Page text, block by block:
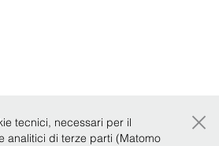
tecnici, necessari per il
analitici di terze parti (Matomo
×